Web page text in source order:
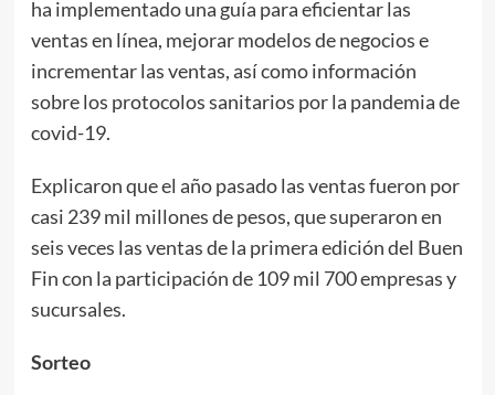
ha implementado una guía para eficientar las
ventas en línea, mejorar modelos de negocios e
incrementar las ventas, así como información
sobre los protocolos sanitarios por la pandemia de
covid-19.
Explicaron que el año pasado las ventas fueron por
casi 239 mil millones de pesos, que superaron en
seis veces las ventas de la primera edición del Buen
Fin con la participación de 109 mil 700 empresas y
sucursales.
Sorteo